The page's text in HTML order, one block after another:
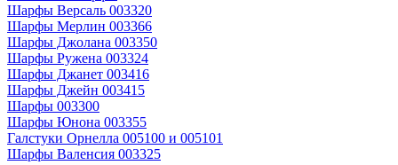
Шарфы Версаль 003320
Шарфы Мерлин 003366
Шарфы Джолана 003350
Шарфы Ружена 003324
Шарфы Джанет 003416
Шарфы Джейн 003415
Шарфы 003300
Шарфы Юнона 003355
Галстуки Орнелла 005100 и 005101
Шарфы Валенсия 003325